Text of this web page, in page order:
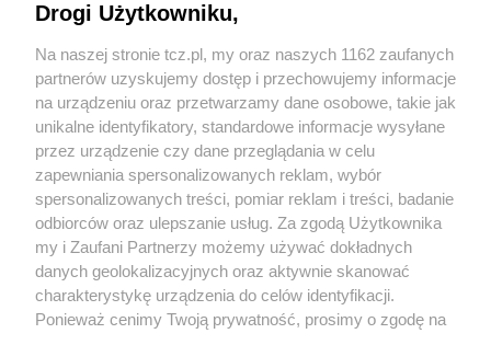
O FIRMIE POLITYKA PRYWATNOŚCI HOSTING
REKLAMA WSPÓŁPRACA RSS FACEBOOK KONTAKT
Nasze serwisy
Aktualności
Tcz24
Muzyka i kultura
Archiwum wydarzeń
Drogi Użytkowniku,
Na naszej stronie tcz.pl, my oraz naszych 1162 zaufanych
partnerów uzyskujemy dostęp i przechowujemy informacje
na urządzeniu oraz przetwarzamy dane osobowe, takie jak
unikalne identyfikatory, standardowe informacje wysyłane
przez urządzenie czy dane przeglądania w celu
zapewniania spersonalizowanych reklam, wybór
spersonalizowanych treści, pomiar reklam i treści, badanie
odbiorców oraz ulepszanie usług. Za zgodą Użytkownika
my i Zaufani Partnerzy możemy używać dokładnych
danych geolokalizacyjnych oraz aktywnie skanować
charakterystykę urządzenia do celów identyfikacji.
Ponieważ cenimy Twoją prywatność, prosimy o zgodę na